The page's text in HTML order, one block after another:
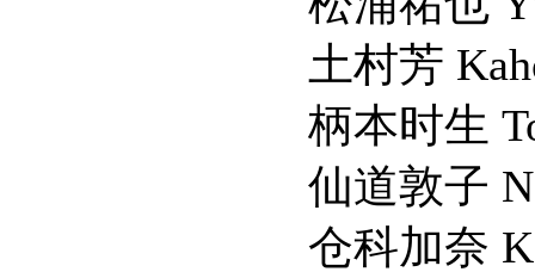
土村芳 Kaho
柄本时生
仙道敦子
仓科加奈 Kana